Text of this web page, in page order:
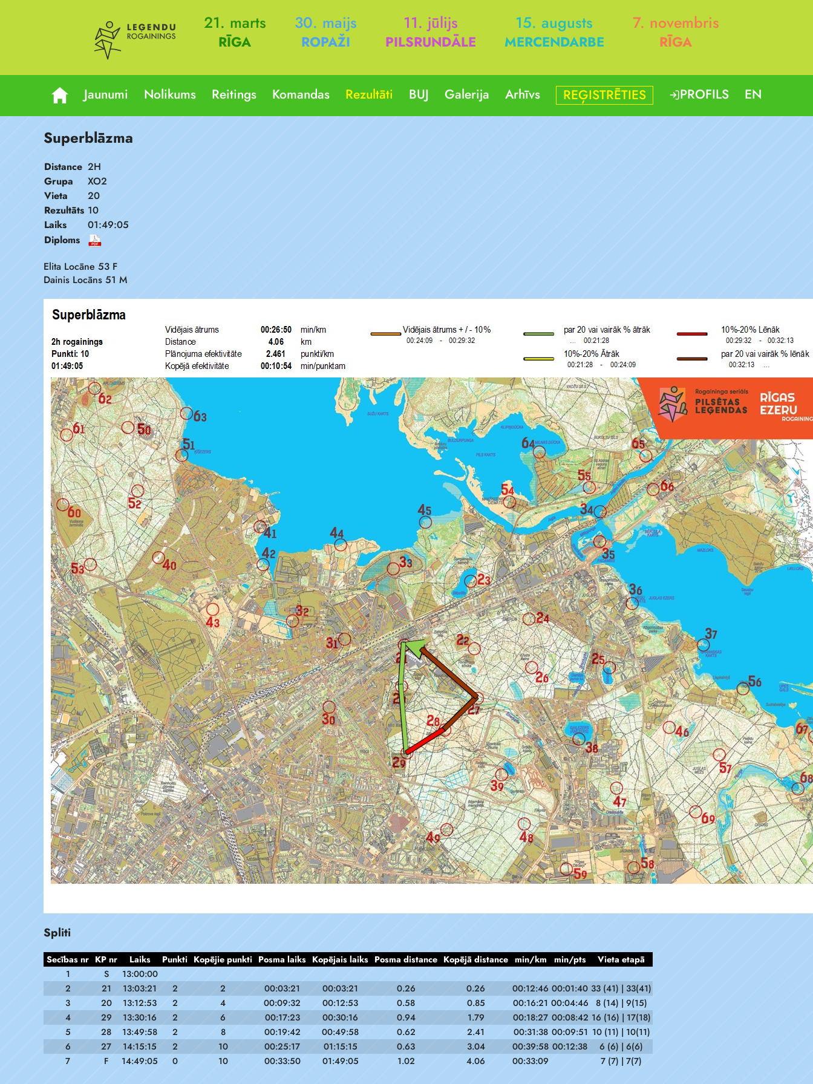
21. marts
RĪGA
30. maijs
ROPAŽI
11. jūlijs
PILSRUNDĀLE
15. augusts
MERCENDARBE
7. novembris
RĪGA
Jaunumi Nolikums Reitings Komandas Rezultāti BUJ Galerija Arhīvs REĢISTRĒTIES PROFILS EN
Superblāzma
Distance 2H
Grupa
XO2
Vieta
20
Rezultāts 10
Laiks
01:49:05
Diploms
Elita Locāne 53 F
Dainis Locāns 51 M
Spliti
Secības nr KP nr Laiks Punkti Kopējie punkti Posma laiks Kopējais laiks Posma distance Kopējā distance min/km min/pts
Vieta etapā
1
S
13:00:00
2
21 13:03:21 2 2 00:03:21 00:03:21 0.26 0.26 00:12:46 00:01:40 33 (41) | 33(41)
3
20 13:12:53 2 4 00:09:32 00:12:53 0.58 0.85 00:16:21 00:04:46
8 (14) | 9(15)
4
29 13:30:16 2 6 00:17:23 00:30:16 0.94 1.79 00:18:27 00:08:42 16 (16) | 17(18)
5
28 13:49:58 2 8 00:19:42 00:49:58 0.62 2.41 00:31:38 00:09:51 10 (11) | 10(11)
6
27 14:15:15 2 10 00:25:17 01:15:15 0.63 3.04 00:39:58 00:12:38
6 (6) | 6(6)
7
F 14:49:05 0 10 00:33:50 01:49:05 1.02 4.06 00:33:09 7 (7) | 7(7)